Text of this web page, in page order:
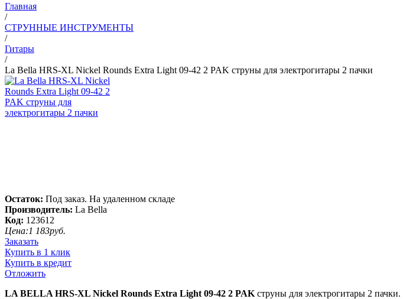
Главная
/
СТРУННЫЕ ИНСТРУМЕНТЫ
/
Гитары
/
La Bella HRS-XL Nickel Rounds Extra Light 09-42 2 PAK струны для электрогитары 2 пачки
Остаток: Под заказ. На удаленном складе
Производитель: La Bella
Код: 123612
Цена:1 183руб.
Заказать
Купить в 1 клик
Купить в кредит
Отложить
LA BELLA HRS-XL Nickel Rounds Extra Light 09-42 2 PAK струны для электрогитары 2 пачки.